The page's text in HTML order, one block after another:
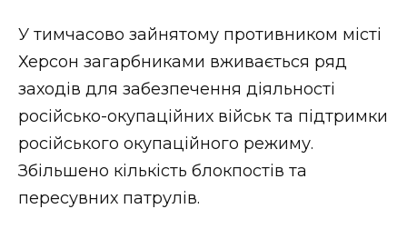
У тимчасово зайнятому противником місті
Херсон загарбниками вживається ряд
заходів для забезпечення діяльності
російсько-окупаційних військ та підтримки
російського окупаційного режиму.
Збільшено кількість блокпостів та
пересувних патрулів.